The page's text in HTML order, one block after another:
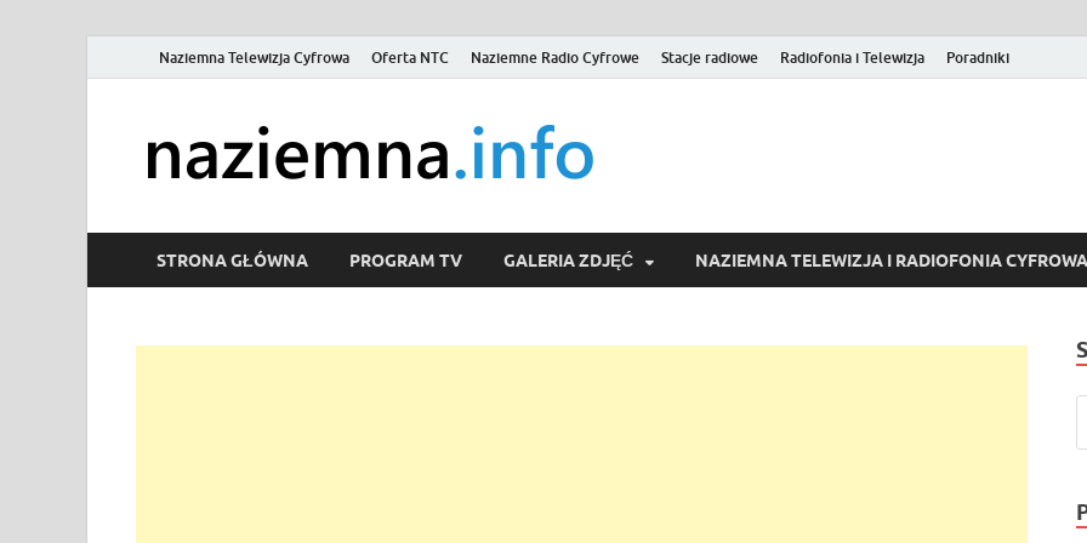
Naziemna Telewizja Cyfrowa Oferta NTC Naziemne Radio Cyfrowe Stacje radiowe Radiofonia i Telewizja Poradniki
Wideo online, VOD
STRONA GŁÓWNA PROGRAM TV GALERIA ZDJĘĆ NAZIEMNA TELEWIZJA I RADIOFONIA CYFROWA